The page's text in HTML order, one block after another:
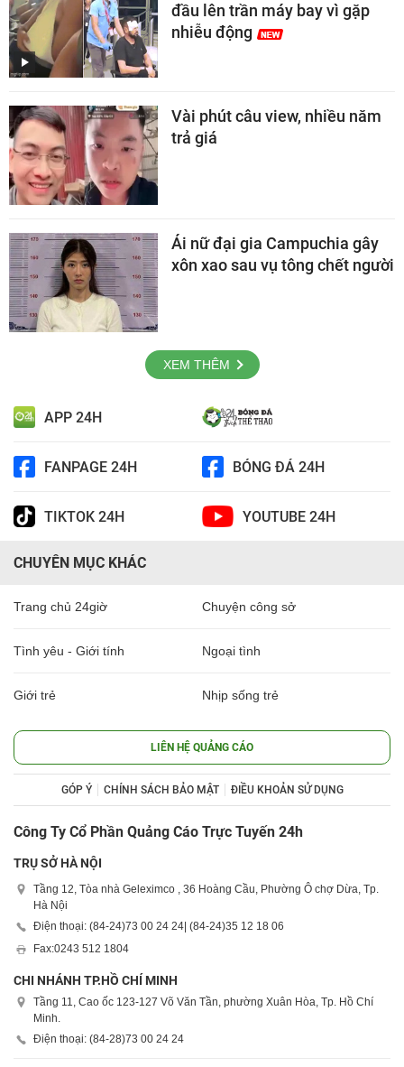
đầu lên trần máy bay vì gặp
nhiễu động
Vài phút câu view, nhiều năm
trả giá
Ái nữ đại gia Campuchia gây
xôn xao sau vụ tông chết người
XEM THÊM
APP 24H
FANPAGE 24H BÓNG ĐÁ 24H
TIKTOK 24H YOUTUBE 24H
CHUYÊN MỤC KHÁC
Trang chủ 24giờ Chuyện công sở
Tình yêu - Giới tính Ngoại tình
Giới trẻ Nhịp sống trẻ
LIÊN HỆ QUẢNG CÁO
GÓP Ý CHÍNH SÁCH BẢO MẬT ĐIỀU KHOẢN SỬ DỤNG
Công Ty Cổ Phần Quảng Cáo Trực Tuyến 24h
TRỤ SỞ HÀ NỘI
Tầng 12, Tòa nhà Geleximco , 36 Hoàng Cầu, Phường Ô chợ Dừa, Tp.
Hà Nội
Điện thoại: (84-24)73 00 24 24 | (84-24)35 12 18 06
Fax:0243 512 1804
CHI NHÁNH TP.HỒ CHÍ MINH
Tầng 11, Cao ốc 123-127 Võ Văn Tần, phường Xuân Hòa, Tp. Hồ Chí
Minh.
Điện thoại: (84-28)73 00 24 24